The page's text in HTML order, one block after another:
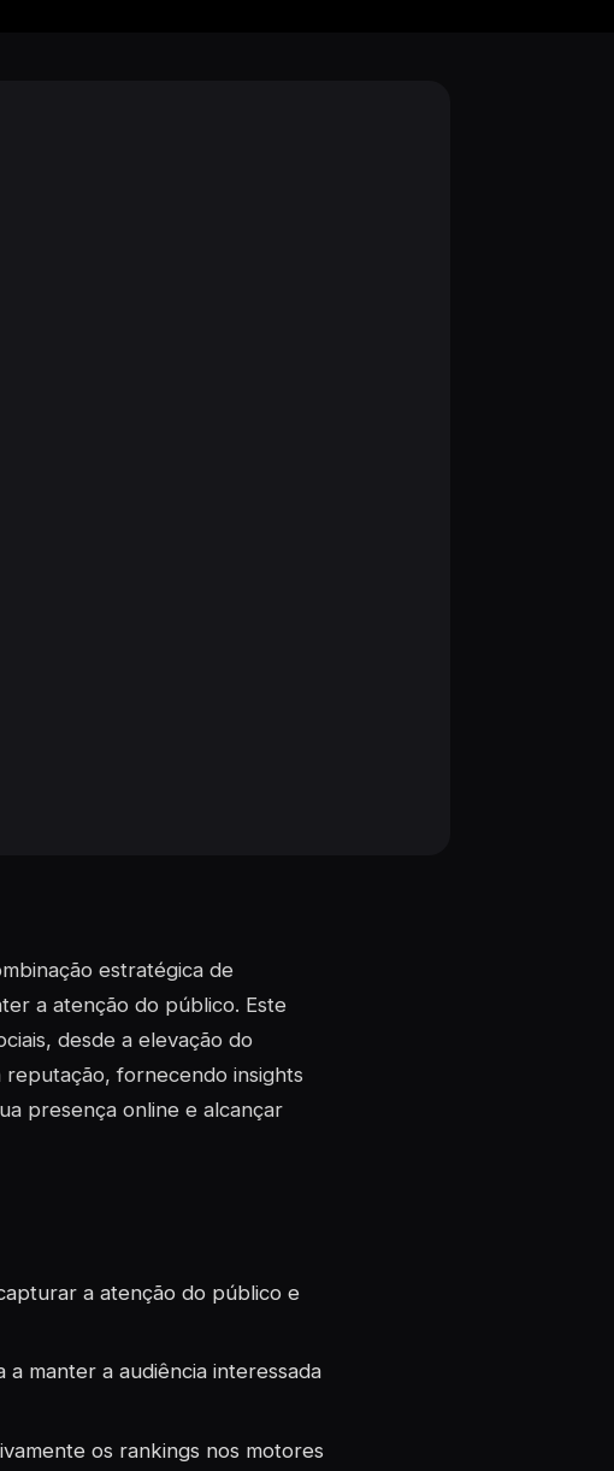
estratégica de
a atenção do público. Este
desde a elevação do
reputação, fornecendo insights
presença online e alcançar
a atenção do público e
manter a audiência interessada
os rankings nos motores